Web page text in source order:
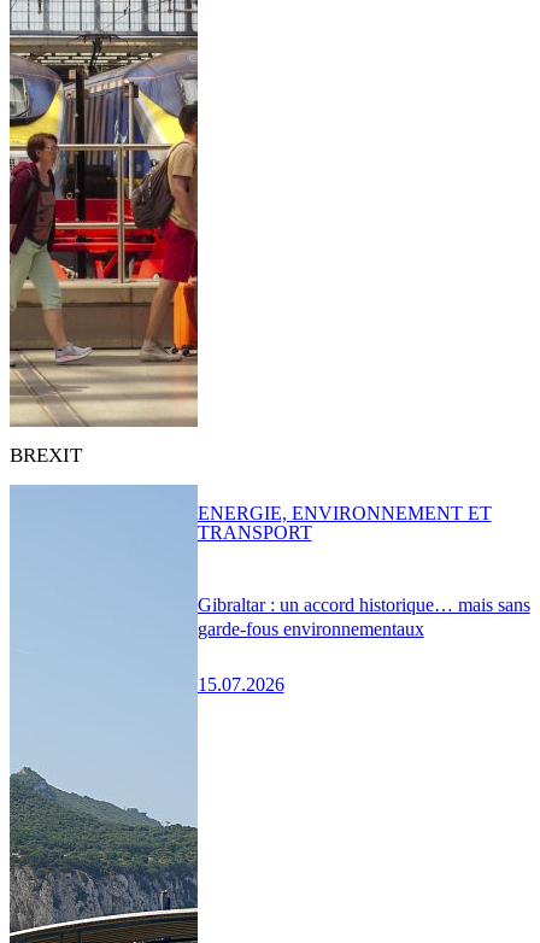
BREXIT
Gibraltar : un accord historique… mais sans
garde-fous environnementaux
15.07.2026
ENERGIE, ENVIRONNEMENT ET
TRANSPORT